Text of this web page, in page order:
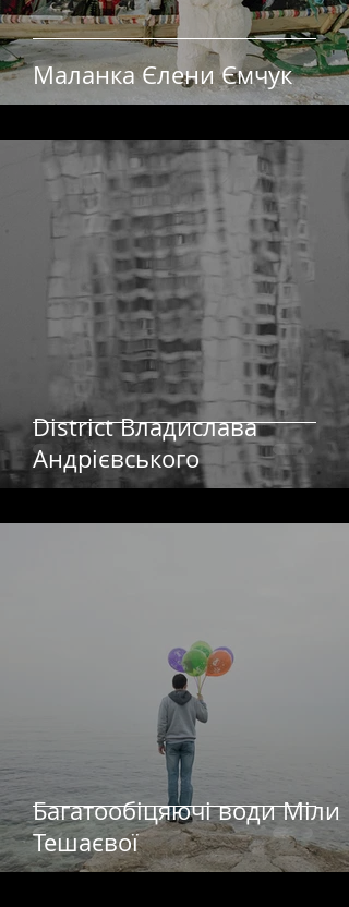
Маланка Єлени Ємчук
District Владислава
Андрієвського
Багатообіцяючі води Міли
Тешаєвої